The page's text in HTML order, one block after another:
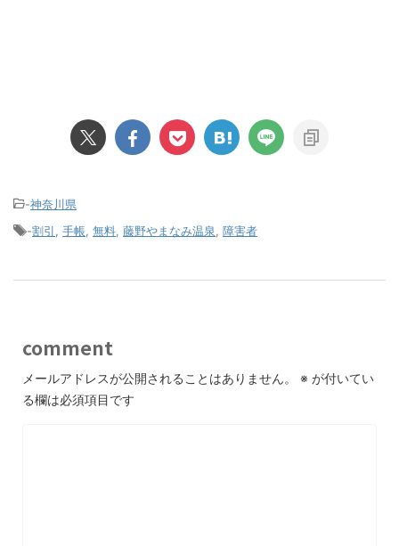
-神奈川県
-割引 手帳 無料 藤野やまなみ温泉 障害者
comment
メールアドレスが公開されることはありません。 ※ が付いてい
る欄は必須項目です